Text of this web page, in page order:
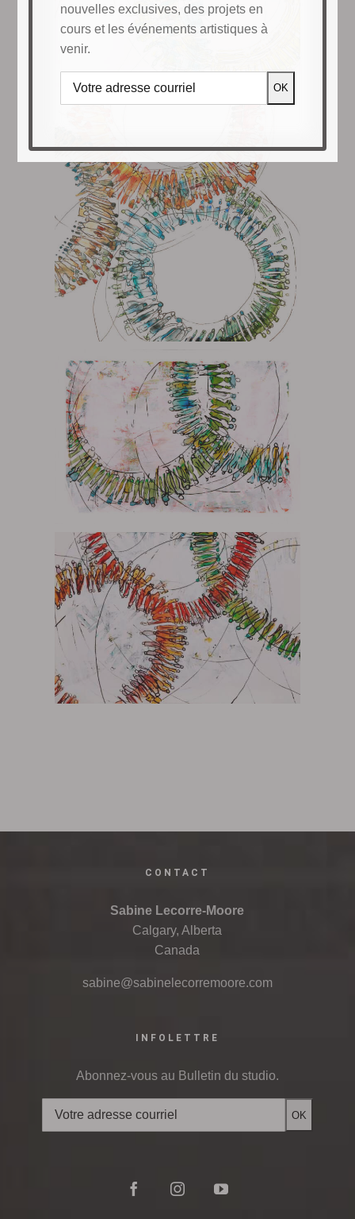
CONTACT
Sabine Lecorre-Moore
Calgary, Alberta
Canada
sabine@sabinelecorremoore.com
INFOLETTRE
Abonnez-vous au Bulletin du studio.
nouvelles exclusives, des projets en
cours et les événements artistiques à
venir.